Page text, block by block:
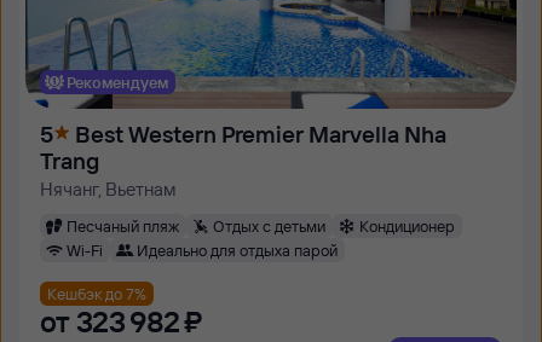
Рекомендуем
5
Best Western Premier Marvella Nha
Trang
Нячанг, Вьетнам
Песчаный пляж Отдых с детьми
Кондиционер
Wi-Fi
Идеально для отдыха парой
Кешбэк до 7%
от 323 ⁠982 ⁠₽